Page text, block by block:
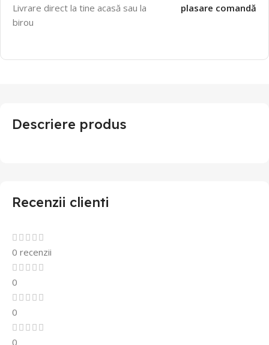
Livrare direct la tine acasă sau la
birou
plasare comandă
Descriere produs
Recenzii clienti
0 recenzii
0
0
0